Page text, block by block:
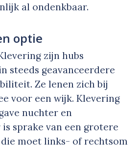
al ondenkbaar.
optie
zijn hubs
steeds geavanceerdere
Ze lenen zich bij
voor een wijk. Klevering
nuchter en
sprake van een grotere
moet links- of rechtsom